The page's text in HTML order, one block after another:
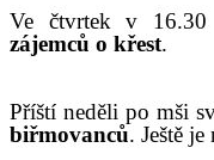
Ve čtvrtek v
zájemců o křest.
Příští neděli po mši
biřmovanců. Ještě